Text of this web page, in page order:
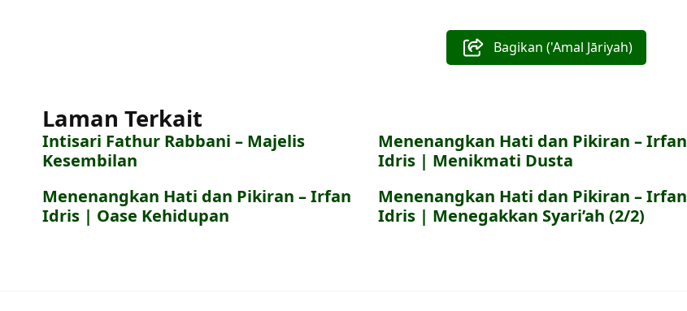
Bagikan ('Amal Jāriyah)
Laman Terkait
Intisari Fathur Rabbani – Majelis
Kesembilan
Menenangkan Hati dan Pikiran – Irfan
Idris | Menikmati Dusta
Menenangkan Hati dan Pikiran – Irfan
Idris | Oase Kehidupan
Menenangkan Hati dan Pikiran – Irfan
Idris | Menegakkan Syari’ah (2/2)